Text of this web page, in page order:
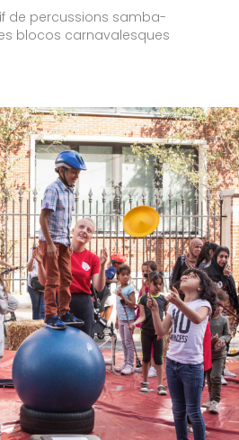
de percussions samba-
blocos carnavalesques